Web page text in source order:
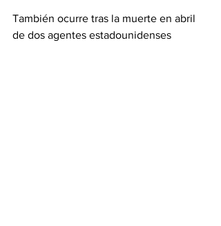
También ocurre tras la muerte en abril
de dos agentes estadounidenses